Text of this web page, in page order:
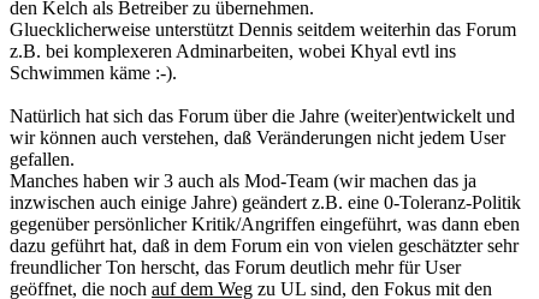
den Kelch als Betreiber zu übernehmen.
Gluecklicherweise unterstützt Dennis seitdem weiterhin das Forum
z.B. bei komplexeren Adminarbeiten, wobei Khyal evtl ins
Schwimmen käme :-).
Natürlich hat sich das Forum über die Jahre (weiter)entwickelt und
wir können auch verstehen, daß Veränderungen nicht jedem User
gefallen.
Manches haben wir 3 auch als Mod-Team (wir machen das ja
inzwischen auch einige Jahre) geändert z.B. eine 0-Toleranz-Politik
gegenüber persönlicher Kritik/Angriffen eingeführt, was dann eben
dazu geführt hat, daß in dem Forum ein von vielen geschätzter sehr
freundlicher Ton herscht, das Forum deutlich mehr für User
geöffnet, die noch auf dem Weg zu UL sind, den Fokus mit den